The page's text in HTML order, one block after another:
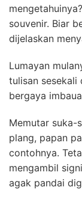
souvenir. Biar
dijelaskan
Lumayan
tulisan sesekali
bergaya
Memutar suka-
plang, papan
contohnya.
mengambil
agak pandai